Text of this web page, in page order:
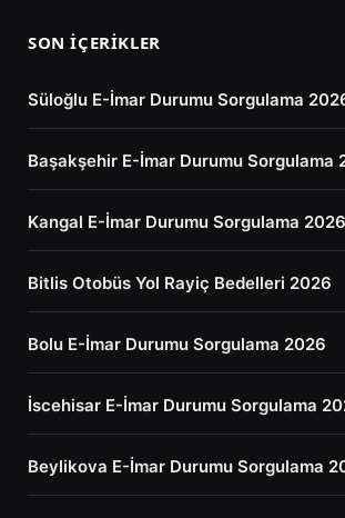
SON İÇERIKLER
Süloğlu E-İmar Durumu Sorgulama
Başakşehir E-İmar Durumu Sorgulama
Kangal E-İmar Durumu Sorgulama 2026
Bitlis Otobüs Yol Rayiç Bedelleri 2026
Bolu E-İmar Durumu Sorgulama 2026
İscehisar E-İmar Durumu Sorgulama
Beylikova E-İmar Durumu Sorgulama